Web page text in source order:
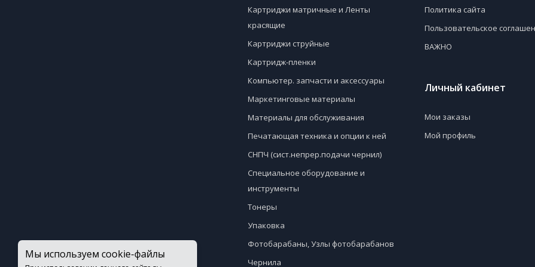
Картриджи матричные и Ленты
красящие
Картриджи струйные
Картридж-пленки
Компьютер. запчасти и аксессуары
Маркетинговые материалы
Материалы для обслуживания
Печатающая техника и опции к ней
СНПЧ (сист.непрер.подачи чернил)
Специальное оборудование и
инструменты
Тонеры
Упаковка
Фотобарабаны, Узлы фотобарабанов
Чернила
Политика сайта
Пользовательское
ВАЖНО
Личный кабинет
Мои заказы
Мой профиль
Мы используем cookie-файлы